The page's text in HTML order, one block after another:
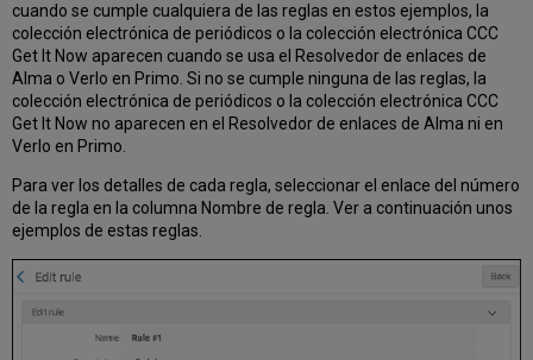
cuando se cumple cualquiera de las reglas en estos ejemplos, la
colección electrónica de periódicos o la colección electrónica CCC
Get It Now aparecen cuando se usa el Resolvedor de enlaces de
Alma o Verlo en Primo. Si no se cumple ninguna de las reglas, la
colección electrónica de periódicos o la colección electrónica CCC
Get It Now no aparecen en el Resolvedor de enlaces de Alma ni en
Verlo en Primo.
Para ver los detalles de cada regla, seleccionar el enlace del número
de la regla en la columna Nombre de regla. Ver a continuación unos
ejemplos de estas reglas.